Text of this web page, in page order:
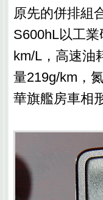
原先的併排組
S600hL以工
km/L，高速油
量219g/km，
華旗艦房車相